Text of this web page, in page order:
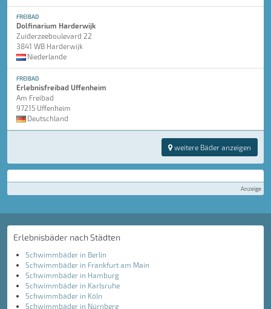
FREIBAD
Dolfinarium Harderwijk
Zuiderzeeboulevard 22
3841 WB Harderwijk
Niederlande
FREIBAD
Erlebnisfreibad Uffenheim
Am Freibad
97215 Uffenheim
Deutschland
weitere Bäder anzeigen
Anzeige
Erlebnisbäder nach Städten
Schwimmbäder in Berlin
Schwimmbäder in Frankfurt am Main
Schwimmbäder in Hamburg
Schwimmbäder in Karlsruhe
Schwimmbäder in Köln
Schwimmbäder in Nürnberg